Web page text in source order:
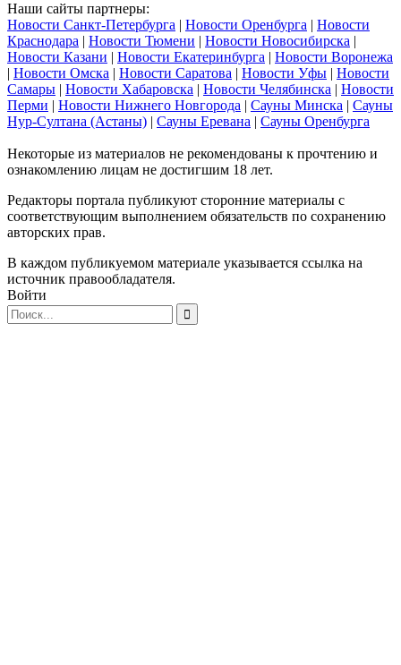
Наши сайты партнеры:
Новости Санкт-Петербурга | Новости Оренбурга | Новости
Краснодара | Новости Тюмени | Новости Новосибирска |
Новости Казани | Новости Екатеринбурга | Новости Воронежа
| Новости Омска | Новости Саратова | Новости Уфы | Новости
Самары | Новости Хабаровска | Новости Челябинска | Новости
Перми | Новости Нижнего Новгорода | Сауны Минска | Сауны
Нур-Султана (Астаны) | Сауны Еревана | Сауны Оренбурга
Некоторые из материалов не рекомендованы к прочтению и
ознакомлению лицам не достигшим 18 лет.
Редакторы портала публикуют сторонние материалы с
соответствующим выполнением обязательств по сохранению
авторских прав.
В каждом публикуемом материале указывается ссылка на
источник правообладателя.
Войти